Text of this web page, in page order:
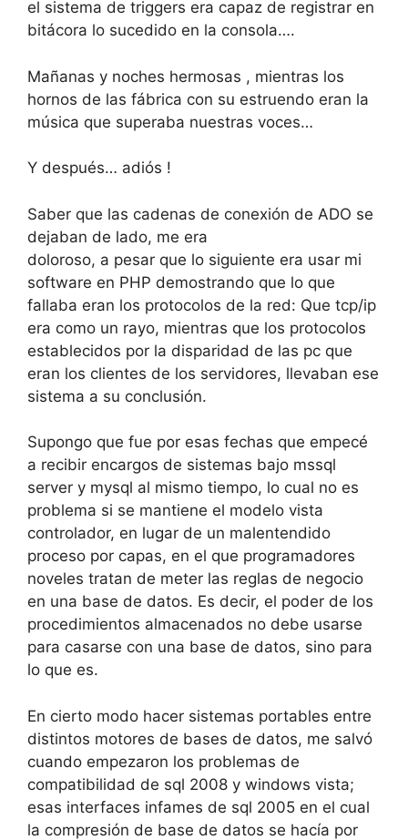
el sistema de triggers era capaz de registrar en
bitácora lo sucedido en la consola….
Mañanas y noches hermosas , mientras los
hornos de las fábrica con su estruendo eran la
música que superaba nuestras voces…
Y después… adiós !
Saber que las cadenas de conexión de ADO se
dejaban de lado, me era
doloroso, a pesar que lo siguiente era usar mi
software en PHP demostrando que lo que
fallaba eran los protocolos de la red: Que tcp/ip
era como un rayo, mientras que los protocolos
establecidos por la disparidad de las pc que
eran los clientes de los servidores, llevaban ese
sistema a su conclusión.
Supongo que fue por esas fechas que empecé
a recibir encargos de sistemas bajo mssql
server y mysql al mismo tiempo, lo cual no es
problema si se mantiene el modelo vista
controlador, en lugar de un malentendido
proceso por capas, en el que programadores
noveles tratan de meter las reglas de negocio
en una base de datos. Es decir, el poder de los
procedimientos almacenados no debe usarse
para casarse con una base de datos, sino para
lo que es.
En cierto modo hacer sistemas portables entre
distintos motores de bases de datos, me salvó
cuando empezaron los problemas de
compatibilidad de sql 2008 y windows vista;
esas interfaces infames de sql 2005 en el cual
la compresión de base de datos se hacía por